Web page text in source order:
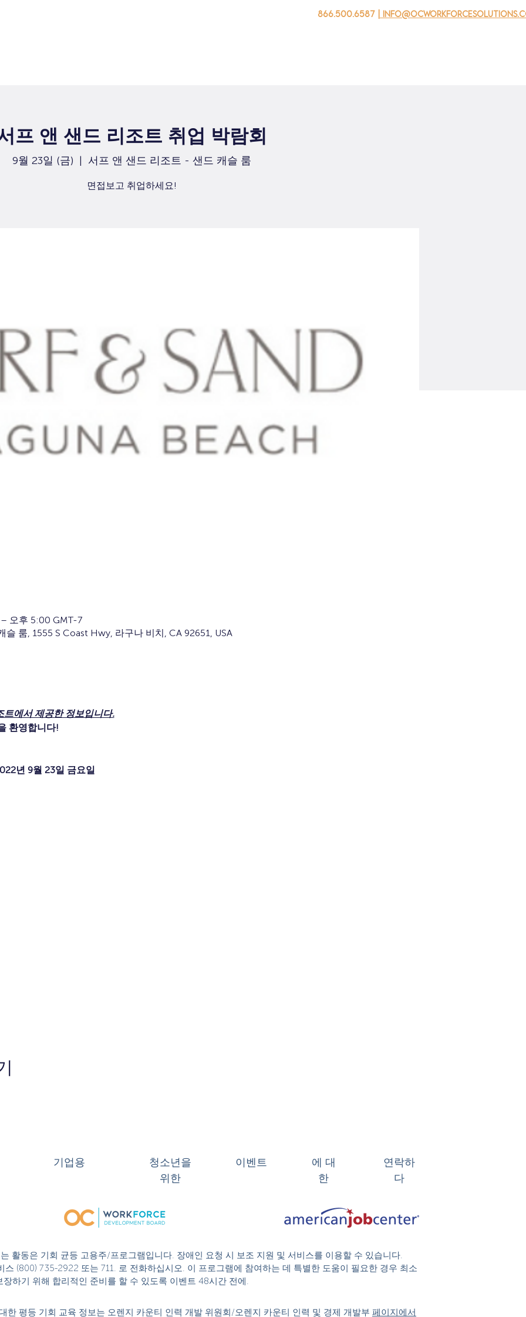
866.500.6587 |
프 앤 샌드 리조트 취업 박람회
9월 23일 (금)
  |
서프 앤 샌드 리조트 - 샌드 캐슬 룸
면접보고 취업하세요!
오후 5:00 GMT-7
룸, 1555 S Coast Hwy, 라구나 비치, CA 92651, USA
에서 제공한 정보입니다.
환영합니다!
년 9월 23일 금요일
기업용
청소년을
위한
이벤트
에 대
한
연락하
다
활동은 기회 균등 고용주/프로그램입니다. 장애인 요청 시 보조 지원 및 서비스를 이용할 수 있습니다.
(800) 735-2922 또는 711. 로 전화하십시오. 이 프로그램에 참여하는 데 특별한 도움이 필요한 경우 최소
하기 위해 합리적인 준비를 할 수 있도록 이벤트 48시간 전에.
한 평등 기회 교육 정보는 오렌지 카운티 인력 개발 위원회/오렌지 카운티 인력 및 경제 개발부 페이지에서